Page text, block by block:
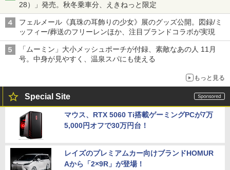
28）」発売。秋冬乗車分、えきねっと限定
フェルメール《真珠の耳飾りの少女》展のグッズ公開。図録/ミ
ッフィー/葬送のフリーレンほか、注目ブランドコラボが実現
「ムーミン」大小メッシュポーチが付録、素敵なあの人 11月
号。中身が見やすく、温泉スパにも使える
もっと見る
Special Site
マウス、RTX 5060 Ti搭載ゲーミングPCが7万
5,000円オフで30万円台！
レイズのプレミアムカー向けブランドHOMUR
Aから「2×9R」が登場！